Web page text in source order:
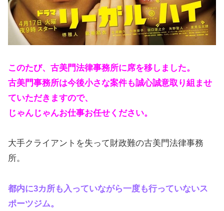
このたび、古美門法律事務所に席を移しました。
古美門事務所は今後小さな案件も誠心誠意取り組ませ
ていただきますので、
じゃんじゃんお仕事お任せください。
大手クライアントを失って財政難の古美門法律事務
所。
都内に3カ所も入っていながら一度も行っていないス
ポーツジム。